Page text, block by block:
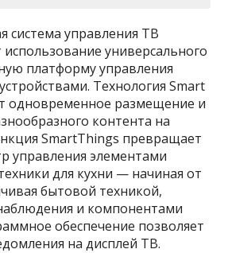
система управления ТВ
универсального
платформу управления
Технология Smart
одновременное размещение и
контента на
SmartThings превращает
управления элементами
для кухни — начиная от
бытовой техникой,
и компонентами
обеспечение позволяет
на дисплей ТВ.